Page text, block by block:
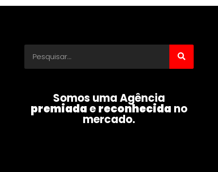
Somos uma Agência
premiadaereconhecida no
mercado.